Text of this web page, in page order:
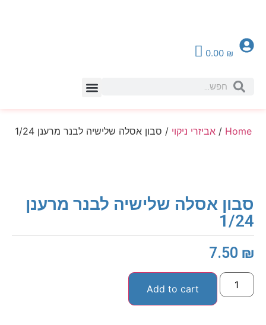
0.00 ₪
Home
/אביזרי ניקוי / סבון אסלה שלישיה לבנר מרענן 1/24
סבון אסלה שלישיה לבנר מרענן
1/24
7.50 ₪
Add to cart